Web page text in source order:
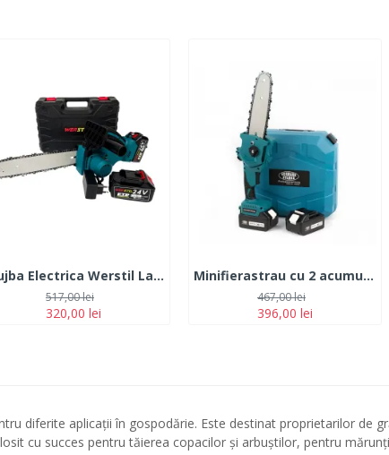
Drujba Electrica Werstil Lama 30CM, cu 2 Acumulatori 24V, 5Ah, Albastra
320,00 lei
517,00 lei
Minifierastrau cu 2 acumulatori Vermark Starke 24 V, 6 Ah. 20cm Lama.
396,00 lei
467,00 lei
diferite aplicații în gospodărie. Este destinat proprietarilor de
cu succes pentru tăierea copacilor și arbuștilor, pentru